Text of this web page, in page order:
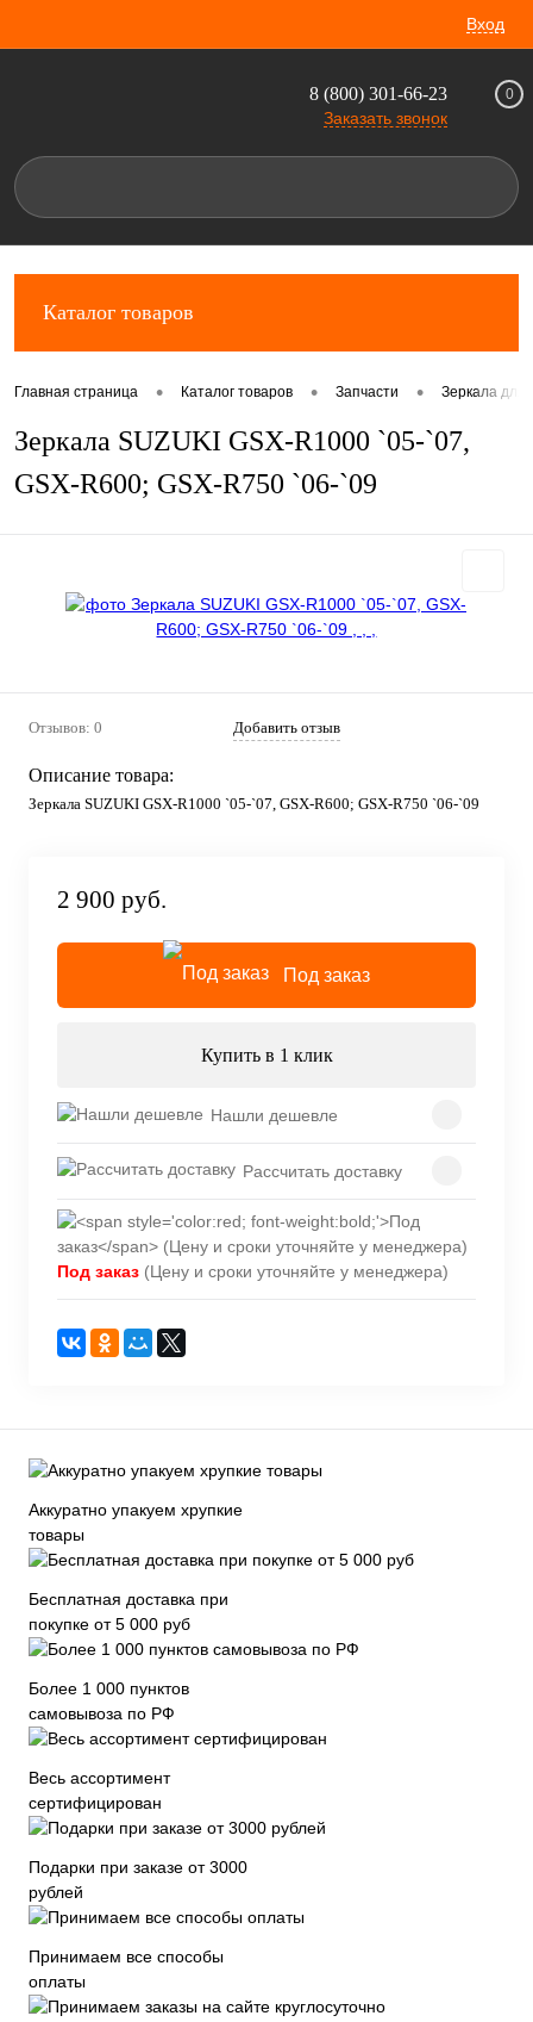
Вход
8 (800) 301-66-23
Заказать звонок
0
Каталог товаров
Главная страница • Каталог товаров • Запчасти • Зеркала для
Зеркала SUZUKI GSX-R1000 `05-`07,
GSX-R600; GSX-R750 `06-`09
Отзывов: 0 Добавить отзыв
Описание товара:
Зеркала SUZUKI GSX-R1000 `05-`07, GSX-R600; GSX-R750 `06-`09
2 900 руб.
Под заказ
Купить в 1 клик
Нашли дешевле
Рассчитать доставку
Под заказ (Цену и сроки уточняйте у менеджера)
Аккуратно упакуем хрупкие
товары
Бесплатная доставка при
покупке от 5 000 руб
Более 1 000 пунктов
самовывоза по РФ
Весь ассортимент
сертифицирован
Подарки при заказе от 3000
рублей
Принимаем все способы
оплаты